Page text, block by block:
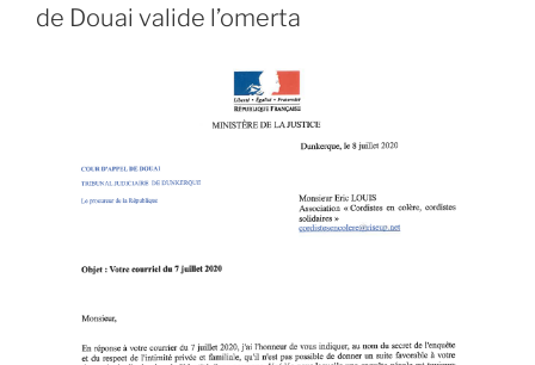
de Douai valide l’omerta